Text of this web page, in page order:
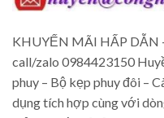
KHUYẾN MÃI HẤP DẪN
call/zalo 0984423150
phuy – Bộ kẹp phuy đôi –
dụng tích hợp cùng với